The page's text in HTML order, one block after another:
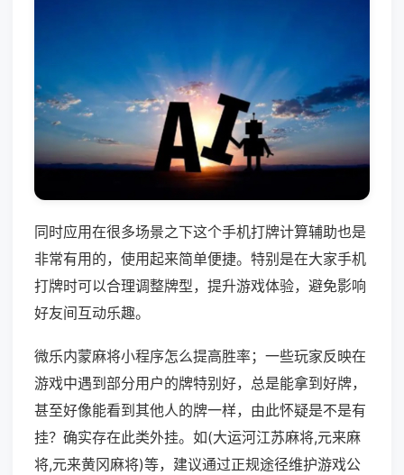
同时应用在很多场景之下这个手机打牌计算辅助也是
非常有用的，使用起来简单便捷。特别是在大家手机
打牌时可以合理调整牌型，提升游戏体验，避免影响
好友间互动乐趣。
微乐内蒙麻将小程序怎么提高胜率；一些玩家反映在
游戏中遇到部分用户的牌特别好，总是能拿到好牌，
甚至好像能看到其他人的牌一样，由此怀疑是不是有
挂？确实存在此类外挂。如(大运河江苏麻将,元来麻
将,元来黄冈麻将)等，建议通过正规途径维护游戏公